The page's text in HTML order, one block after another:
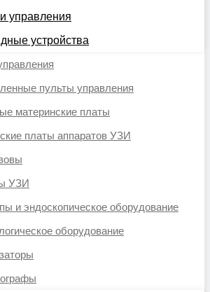
управления
устройства
пульты управления
материнские платы
платы аппаратов УЗИ
УЗИ
и эндоскопическое оборудование
оборудование